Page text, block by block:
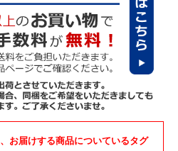
お届けする商品についているタグ